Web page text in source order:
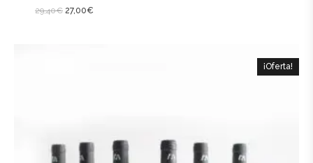
29,40€ 27,00€
¡Oferta!